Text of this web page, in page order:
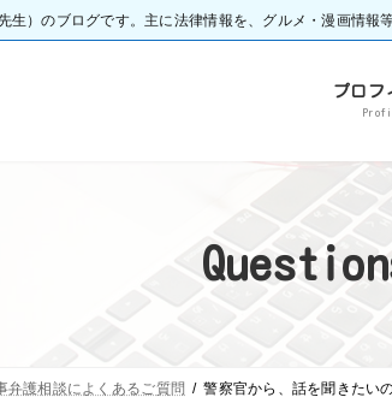
）のブログです。主に法律情報を、グルメ・漫画情報
プロフ
弁護相談によくあるご質問 警察官から、話を聞きたい